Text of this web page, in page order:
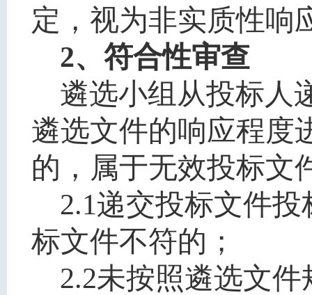
定，视为非实质性响
2、符合性审查
遴选小组从投标人
遴选文件的响应程度
的，属于无效投标文
2.1递交投标文件
标文件不符的；
2.2未按照遴选文